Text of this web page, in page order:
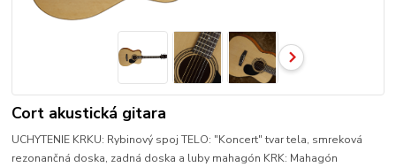
Cort akustická gitara
UCHYTENIE KRKU: Rybinový spoj TELO: "Koncert" tvar tela, smreková
rezonančná doska, zadná doska a luby mahagón KRK: Mahagón